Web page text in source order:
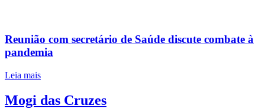
Reunião com secretário de Saúde discute combate à
pandemia
Leia mais
Mogi das Cruzes